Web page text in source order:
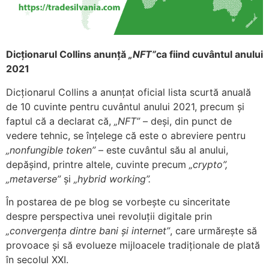
Dicționarul Collins anunță NFT”ca fiind cuvântul anului
2021
Dicționarul Collins a anunțat oficial lista scurtă anuală
de 10 cuvinte pentru cuvântul anului 2021, precum și
faptul că a declarat că, NFT”– deși, din punct de
vedere tehnic, se înțelege că este o abreviere pentru
nonfungible token”– este cuvântul său al anului,
depășind, printre altele, cuvinte precum crypto”,
metaverse”și hybrid working”.
În postarea de pe blog se vorbește cu sinceritate
despre perspectiva unei revoluții digitale prin
convergența dintre bani și internet”, care urmărește să
provoace și să evolueze mijloacele tradiționale de plată
în secolul XXI.